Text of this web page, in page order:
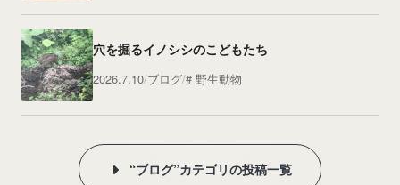
穴を掘るイノシシのこどもたち
2026.7.10 ブログ 野生動物
“ブログ”カテゴリの投稿一覧